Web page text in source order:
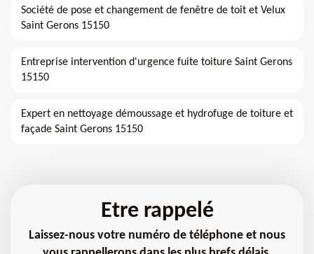
Société de pose et changement de fenêtre de toit et Velux
Saint Gerons 15150
Entreprise intervention d'urgence fuite toiture Saint Gerons
15150
Expert en nettoyage démoussage et hydrofuge de toiture et
façade Saint Gerons 15150
Etre rappelé
Laissez-nous votre numéro de téléphone et nous